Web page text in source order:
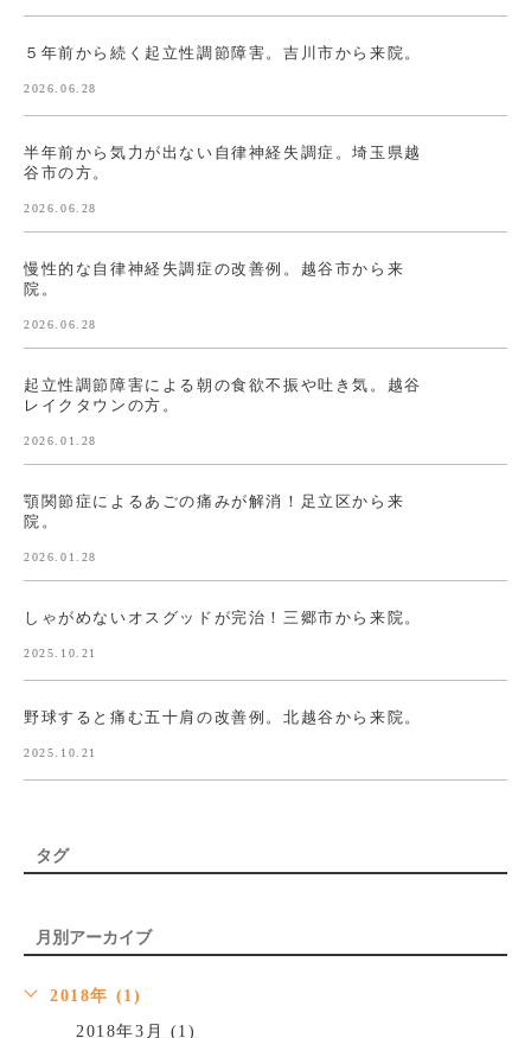
５年前から続く起立性調節障害。吉川市から来院。
2026.06.28
半年前から気力が出ない自律神経失調症。埼玉県越
谷市の方。
2026.06.28
慢性的な自律神経失調症の改善例。越谷市から来
院。
2026.06.28
起立性調節障害による朝の食欲不振や吐き気。越谷
レイクタウンの方。
2026.01.28
顎関節症によるあごの痛みが解消！足立区から来
院。
2026.01.28
しゃがめないオスグッドが完治！三郷市から来院。
2025.10.21
野球すると痛む五十肩の改善例。北越谷から来院。
2025.10.21
タグ
月別アーカイブ
2018年 (1)
2018年3月 (1)